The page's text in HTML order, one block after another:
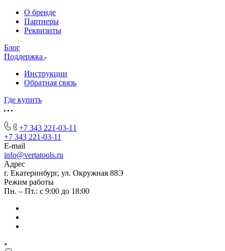
О бренде
Партнеры
Реквизиты
Блог
Поддержка
Инструкции
Обратная связь
Где купить
+7 343 221-03-11
+7 343 221-03-11
E-mail
info@vertatools.ru
Адрес
г. Екатеринбург, ул. Окружная 88Э
Режим работы
Пн. – Пт.: с 9:00 до 18:00